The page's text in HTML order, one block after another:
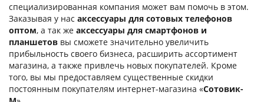
специализированная компания может вам помочь в этом.
Заказывая у нас аксессуары для сотовых телефонов
оптом, а так же аксессуары для смартфонов и
планшетов вы сможете значительно увеличить
прибыльность своего бизнеса, расширить ассортимент
магазина, а также привлечь новых покупателей. Кроме
того, вы мы предоставляем существенные скидки
постоянным покупателям интернет-магазина «Сотовик-